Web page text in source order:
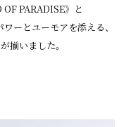
PARADISE》と
ーとユーモアを添える、
揃いました。